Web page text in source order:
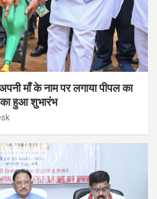
माँ के नाम पर लगाया पीपल का
हुआ शुभारंभ